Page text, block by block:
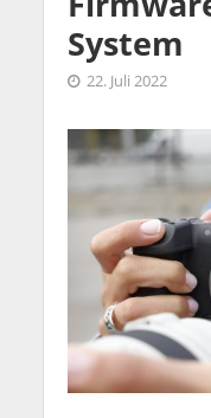
System
22. Juli 2022